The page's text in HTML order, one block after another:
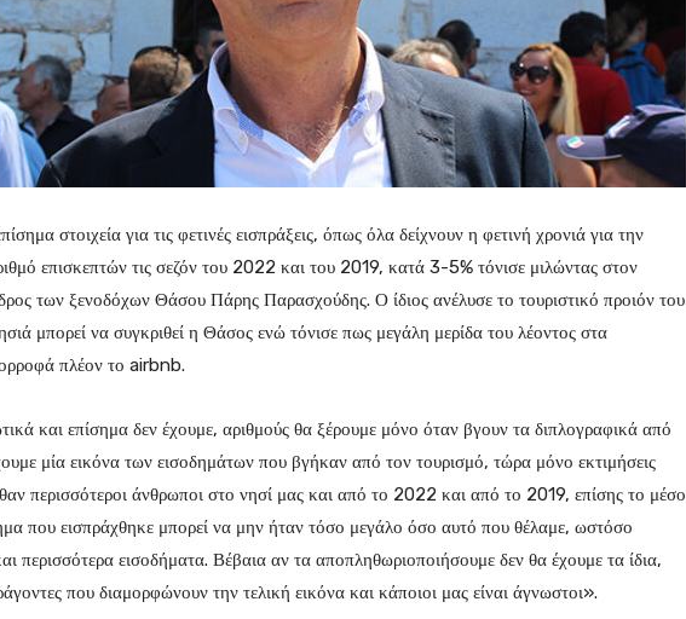
στοιχεία για τις φετινές εισπράξεις, όπως όλα δείχνουν η φετινή χρονιά για την
επισκεπτών τις σεζόν του 2022 και του 2019, κατά 3-5% τόνισε μιλώντας στον
των ξενοδόχων Θάσου Πάρης Παρασχούδης. Ο ίδιος ανέλυσε το τουριστικό προιόν του
μπορεί να συγκριθεί η Θάσος ενώ τόνισε πως μεγάλη μερίδα του λέοντος στα
πλέον το airbnb.
και επίσημα δεν έχουμε, αριθμούς θα ξέρουμε μόνο όταν βγουν τα διπλογραφικά από
μία εικόνα των εισοδημάτων που βγήκαν από τον τουρισμό, τώρα μόνο εκτιμήσεις
περισσότεροι άνθρωποι στο νησί μας και από το 2022 και από το 2019, επίσης το μέσο
που εισπράχθηκε μπορεί να μην ήταν τόσο μεγάλο όσο αυτό που θέλαμε, ωστόσο
περισσότερα εισοδήματα. Βέβαια αν τα αποπληθωριοποιήσουμε δεν θα έχουμε τα ίδια,
που διαμορφώνουν την τελική εικόνα και κάποιοι μας είναι άγνωστοι».